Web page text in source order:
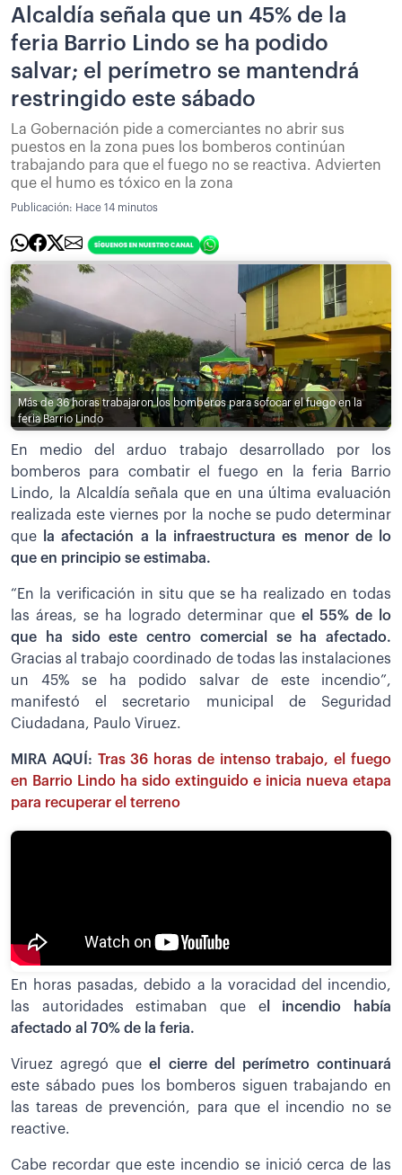
Alcaldía señala que un 45% de la
feria Barrio Lindo se ha podido
salvar; el perímetro se mantendrá
restringido este sábado
La Gobernación pide a comerciantes no abrir sus
puestos en la zona pues los bomberos continúan
trabajando para que el fuego no se reactiva. Advierten
que el humo es tóxico en la zona
Publicación: Hace 14 minutos
Más de 36 horas trabajaron los bomberos para sofocar el fuego en la
feria Barrio Lindo
En medio del arduo trabajo desarrollado por los
bomberos para combatir el fuego en la feria Barrio
Lindo, la Alcaldía señala que en una última evaluación
realizada este viernes por la noche se pudo determinar
que
la afectación a la infraestructura es menor de lo
que en principio se estimaba.
“En la verificación in situ que se ha realizado en todas
las áreas, se ha logrado determinar que el 55% de lo
que ha sido este centro comercial se ha afectado.
Gracias al trabajo coordinado de todas las instalaciones
un 45% se ha podido salvar de este incendio”,
manifestó el secretario municipal de Seguridad
Ciudadana, Paulo Viruez.
MIRA AQUÍ: Tras 36 horas de intenso trabajo, el fuego
en Barrio Lindo ha sido extinguido e inicia nueva etapa
para recuperar el terreno
En horas pasadas, debido a la voracidad del incendio,
las autoridades estimaban que el incendio había
afectado al 70% de la feria.
Viruez agregó queel cierre del perímetro continuará
este sábado pues los bomberos siguen trabajando en
las tareas de prevención, para que el incendio no se
reactive.
Cabe recordar que este incendio se inició cerca de las